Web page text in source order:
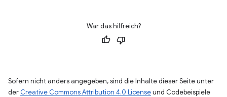
War das hilfreich?
Sofern nicht anders angegeben, sind die Inhalte dieser Seite unter
der Creative Commons Attribution 4.0 Licenseund Codebeispiele